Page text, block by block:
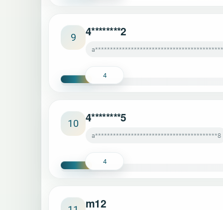
9 4********2
4
10 4********5
a*****************************************8
4
m12